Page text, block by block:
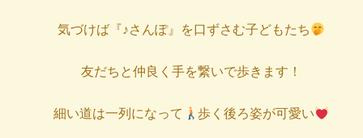
気づけば『♪さんぽ』を口ずさむ子どもたち
友だちと仲良く手を繋いで歩きます！
細い道は一列になって 歩く後ろ姿が可愛い